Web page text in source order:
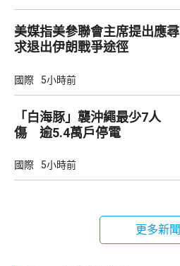
美媒指美參聯會主席提出應尋
求退出伊朗戰爭途徑
國際 5小時前
「白海豚」襲沖繩最少7人
傷 逾5.4萬戶停電
國際 5小時前
更多新聞